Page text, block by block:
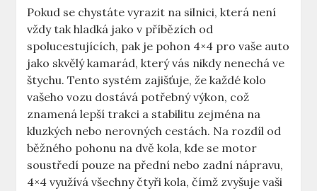
Pokud se chystáte vyrazit na silnici, která není
vždy tak hladká jako v příbězích od
spolucestujících, pak je pohon 4×4 pro vaše auto
jako skvělý kamarád, který vás nikdy nenechá ve
štychu. Tento systém zajišťuje, že každé kolo
vašeho vozu dostává potřebný výkon, což
znamená lepší trakci a stabilitu zejména na
kluzkých nebo nerovných cestách. Na rozdíl od
běžného pohonu na dvě kola, kde se motor
soustředí pouze na přední nebo zadní nápravu,
4×4 využívá všechny čtyři kola, čímž zvyšuje vaši